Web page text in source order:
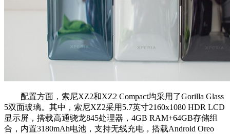
配置方面，索尼XZ2和XZ2 Compact均采用了Gorilla Glass
5双面玻璃。其中，索尼XZ2采用5.7英寸2160x1080 HDR LCD
显示屏，搭载高通骁龙845处理器，4GB RAM+64GB存储组
合，内置3180mAh电池，支持无线充电，搭载Android Oreo